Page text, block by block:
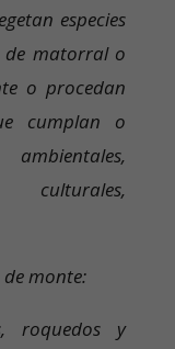
especies
de matorral o
o procedan
cumplan o
culturales,
monte:
roquedos y